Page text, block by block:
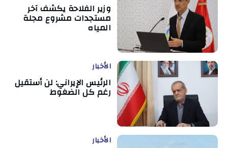
وزير الفلاحة يكشف آخر
مستجدات مشروع مجلة
المياه
الأخبار
الرئيس الإيراني: لن أستقيل
رغم كل الضغوط
الأخبار